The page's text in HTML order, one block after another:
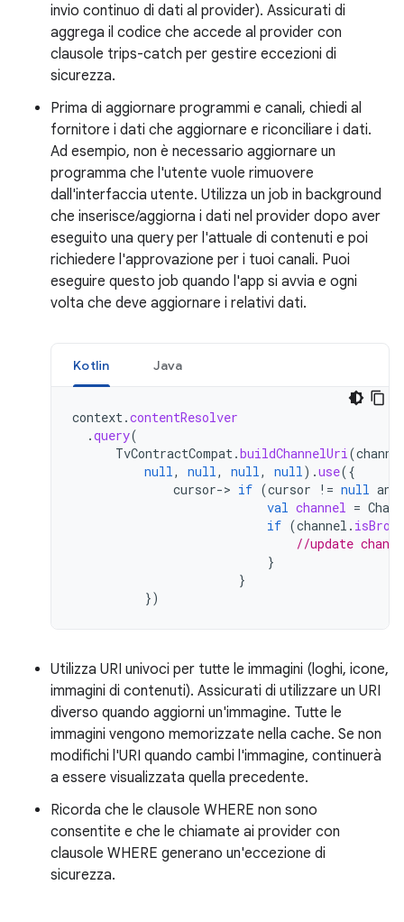
invio continuo di dati al provider). Assicurati di
aggrega il codice che accede al provider con
clausole trips-catch per gestire eccezioni di
sicurezza.
Prima di aggiornare programmi e canali, chiedi al
fornitore i dati che aggiornare e riconciliare i dati.
Ad esempio, non è necessario aggiornare un
programma che l'utente vuole rimuovere
dall'interfaccia utente. Utilizza un job in background
che inserisce/aggiorna i dati nel provider dopo aver
eseguito una query per l'attuale di contenuti e poi
richiedere l'approvazione per i tuoi canali. Puoi
eseguire questo job quando l'app si avvia e ogni
volta che deve aggiornare i relativi dati.
Kotlin Java
context.contentResolver
.query(
TvContractCompat.buildChannelUri(
null, null, null, null).use({
cursor-> if (cursor != null and
val channel =
if (channel .
//update
}
}
})
Utilizza URI univoci per tutte le immagini (loghi, icone,
immagini di contenuti). Assicurati di utilizzare un URI
diverso quando aggiorni un'immagine. Tutte le
immagini vengono memorizzate nella cache. Se non
modifichi l'URI quando cambi l'immagine, continuerà
a essere visualizzata quella precedente.
Ricorda che le clausole WHERE non sono
consentite e che le chiamate ai provider con
clausole WHERE generano un'eccezione di
sicurezza.